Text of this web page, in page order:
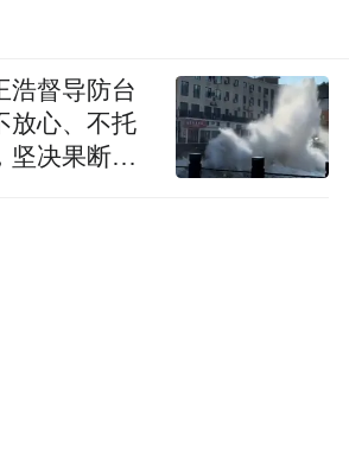
浩督导防台
放心、不托
坚决果断转